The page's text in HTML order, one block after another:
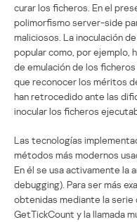
curar los ficheros. En el
polimorfismo server-side
maliciosos. La inoculación
popular como, por ejemplo,
de emulación de los
que reconocer los méritos
han retrocedido ante las
inocular los ficheros
Las tecnologías
métodos más modernos
En él se usa activamente la
debugging). Para ser más
obtenidas mediante la serie
GetTickCount y la llamada